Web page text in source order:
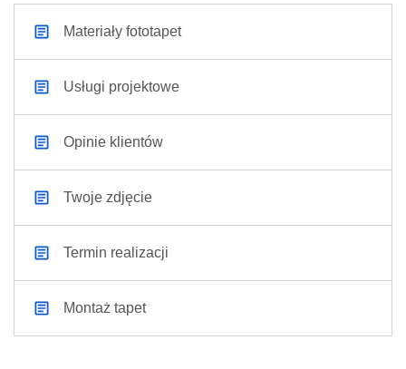
Materiały fototapet
Usługi projektowe
Opinie klientów
Twoje zdjęcie
Termin realizacji
Montaż tapet